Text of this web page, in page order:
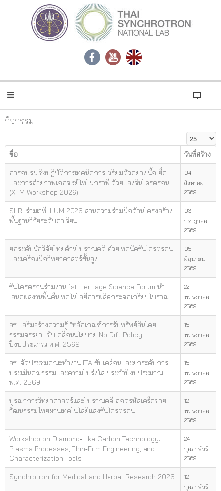
กิจกรรม
แสดง #
ชื่อ วันที่สร้าง
การอบรมเชิงปฏิบัติการเทคนิคการเตรียมตัวอย่างเนื้อเยื่อ
และการถ่ายภาพเอกซเรย์โทโมกราฟี ด้วยแสงซินโครตรอน
(XTM Workshop 2026)
04
สิงหาคม
2569
SLRI ร่วมเวที ILUM 2026 สานความร่วมมือด้านโครงสร้าง
พื้นฐานวิจัยระดับอาเซียน
03
กรกฎาคม
2569
ยกระดับนักวิจัยไทยด้านโบราณคดี ด้วยเทคนิคซินโครตรอน
และเครื่องมือวิทยาศาสตร์ขั้นสูง
05
มิถุนายน
2569
ซินโครตรอนร่วมงาน 1st Heritage Science Forum นำ
เสนอผลงานฟื้นคืนเทคโนโลยีการผลิตกระจกเกรียบโบราณ
22
พฤษภาคม
2569
สซ. เสริมสร้างความรู้ "หลักเกณฑ์การรับทรัพย์สินโดย
ธรรมจรรยา" ขับเคลื่อนนโยบาย No Gift Policy
ปีงบประมาณ พ.ศ. 2569
15
พฤษภาคม
2569
สซ. จัดประชุมคณะทำงาน ITA ขับเคลื่อนและยกระดับการ
ประเมินคุณธรรมและความโปร่งใส ประจำปีงบประมาณ
พ.ศ. 2569
15
พฤษภาคม
2569
บูรณาการวิทยาศาสตร์และโบราณคดี ถอดรหัสเครือข่าย
วัฒนธรรมไทยผ่านเทคโนโลยีแสงซินโครตรอน
12
พฤษภาคม
2569
Workshop on Diamond‑Like Carbon Technology:
Plasma Processes, Thin‑Film Engineering, and
Characterization Tools
24
กุมภาพันธ์
2569
Synchrotron for Medical and Herbal Research 2026
12
กุมภาพันธ์